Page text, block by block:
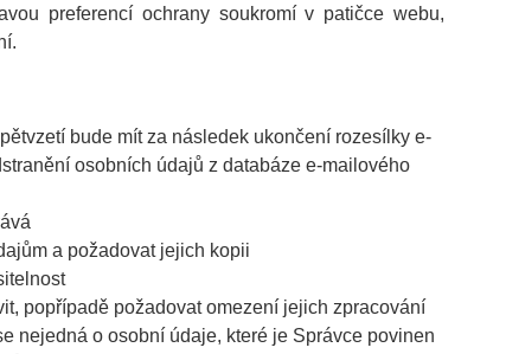
preferencí ochrany soukromí v patičce webu,
bude mít za následek ukončení rozesílky e-
osobních údajů z databáze e-mailového
a požadovat jejich kopii
popřípadě požadovat omezení jejich zpracování
nejedná o osobní údaje, které je Správce povinen